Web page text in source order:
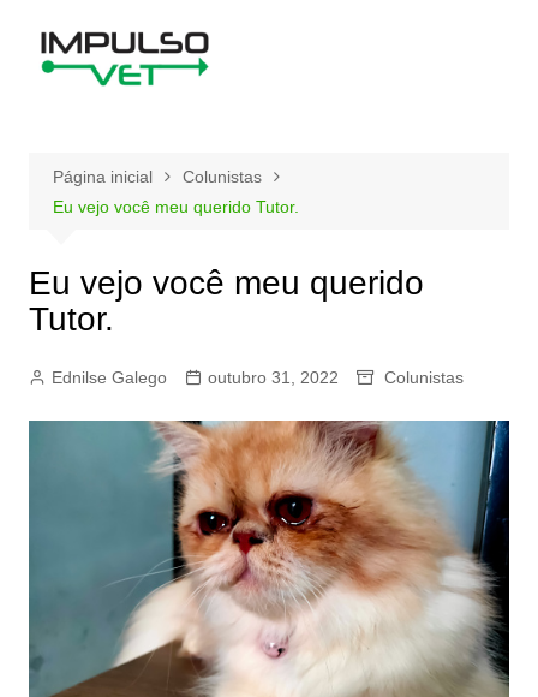
Página inicial
Colunistas
Eu vejo você meu querido Tutor.
Eu vejo você meu querido
Tutor.
Ednilse Galego outubro 31, 2022 Colunistas